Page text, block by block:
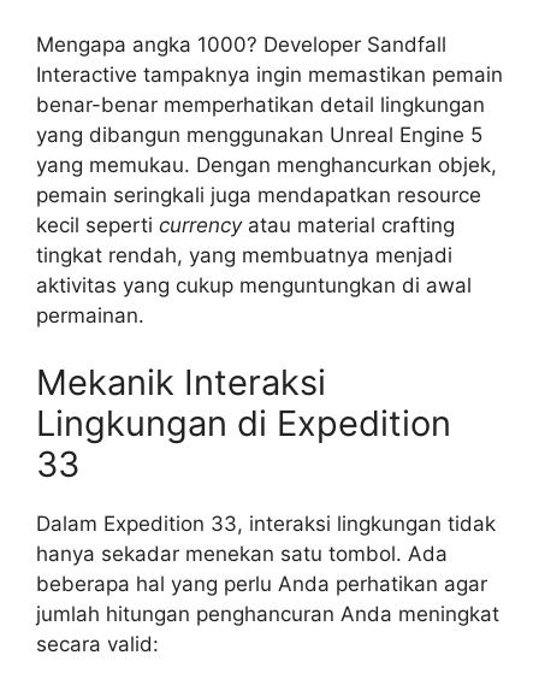
Mengapa angka 1000? Developer Sandfall
Interactive tampaknya ingin memastikan pemain
benar-benar memperhatikan detail lingkungan
yang dibangun menggunakan Unreal Engine 5
yang memukau. Dengan menghancurkan objek,
pemain seringkali juga mendapatkan resource
kecil seperti currencyatau material crafting
tingkat rendah, yang membuatnya menjadi
aktivitas yang cukup menguntungkan di awal
permainan.
Mekanik Interaksi
Lingkungan di Expedition
33
Dalam Expedition 33, interaksi lingkungan tidak
hanya sekadar menekan satu tombol. Ada
beberapa hal yang perlu Anda perhatikan agar
jumlah hitungan penghancuran Anda meningkat
secara valid: